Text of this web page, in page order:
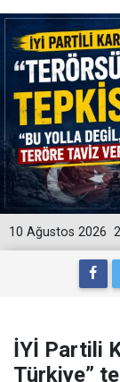
10 Ağustos 2026
İYİ Partili
Türkiye”